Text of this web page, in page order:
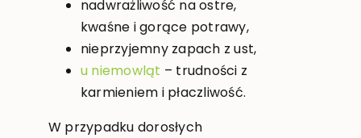
nadwrażliwość na ostre,
kwaśne i gorące potrawy,
nieprzyjemny zapach z ust,
u niemowląt – trudności z
karmieniem i płaczliwość.
W przypadku dorosłych